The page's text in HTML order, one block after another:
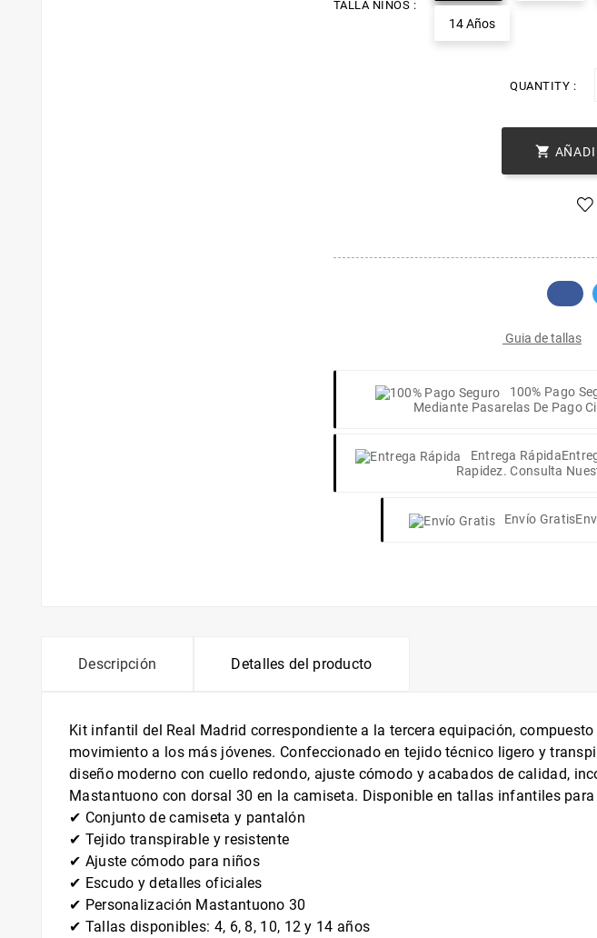
TALLA NIÑOS :
14 Años
QUANTITY :

Guia de tallas
100% Pago
Mediante Pasarelas De Pago
Entrega Rápida
Rapidez. Consulta
Envío Gratis
Descripción Detalles del producto
Kit infantil del Real Madrid correspondiente a la tercera equipación,
movimiento a los más jóvenes. Confeccionado en tejido técnico ligero y
diseño moderno con cuello redondo, ajuste cómodo y acabados de calidad,
Mastantuono con dorsal 30 en la camiseta. Disponible en tallas infantiles
✔ Conjunto de camiseta y pantalón
✔ Tejido transpirable y resistente
✔ Ajuste cómodo para niños
✔ Escudo y detalles oficiales
✔ Personalización Mastantuono 30
✔ Tallas disponibles: 4, 6, 8, 10, 12 y 14 años